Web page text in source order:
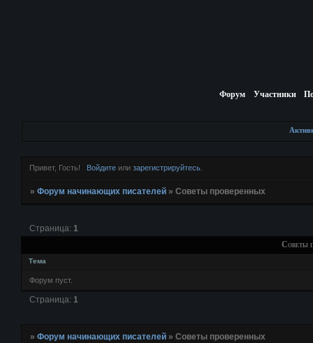
Форум Участники
Привет, Гость! Войдитеили зарегистрируйтесь.
»Форум начинающих писателей »Советы проверенных
Советы
Страница: 1
Тема
Форум пуст.
Страница: 1
»Форум начинающих писателей »Советы проверенных